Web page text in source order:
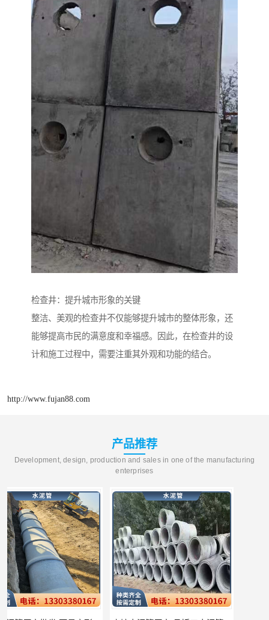
检查井：提升城市形象的关键
整洁、美观的检查井不仅能够提升城市的整体形象，还
能够提高市民的满意度和幸福感。因此，在检查井的设
计和施工过程中，需要注重其外观和功能的结合。
http://www.fujan88.com
产品推荐
Development, design, production and sales in one of the manufacturing
enterprises